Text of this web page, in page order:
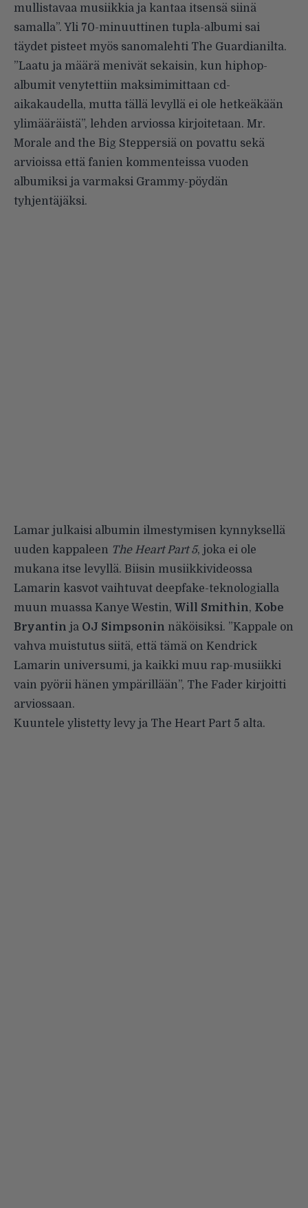
mullistavaa musiikkia ja kantaa itsensä siinä
samalla”. Yli 70-minuuttinen tupla-albumi sai
täydet pisteet myös sanomalehti The Guardianilta.
”Laatu ja määrä menivät sekaisin, kun hiphop-
albumit venytettiin maksimimittaan cd-
aikakaudella, mutta tällä levyllä ei ole hetkeäkään
ylimääräistä”, lehden arviossa kirjoitetaan. Mr.
Morale and the Big Steppersiä on povattu sekä
arvioissa että fanien kommenteissa vuoden
albumiksi ja varmaksi Grammy-pöydän
tyhjentäjäksi.
Lamar julkaisi albumin ilmestymisen kynnyksellä
uuden kappaleen The Heart Part 5, joka ei ole
mukana itse levyllä. Biisin musiikkivideossa
Lamarin kasvot vaihtuvat deepfake-teknologialla
muun muassa Kanye Westin, Will Smithin, Kobe
Bryantin ja OJ Simpsonin näköisiksi. ”Kappale on
vahva muistutus siitä, että tämä on Kendrick
Lamarin universumi, ja kaikki muu rap-musiikki
vain pyörii hänen ympärillään”, The Fader kirjoitti
arviossaan.
Kuuntele ylistetty levy ja The Heart Part 5 alta.